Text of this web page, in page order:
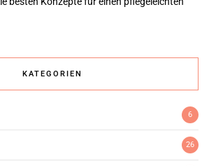
KATEGORIEN
6
26